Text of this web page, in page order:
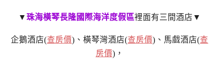
▼珠海橫琴長隆國際海洋度假區裡面有三間酒店▼
企鵝酒店(查房價)、橫琴灣酒店(查房價)、馬戲酒店(查
房價)，